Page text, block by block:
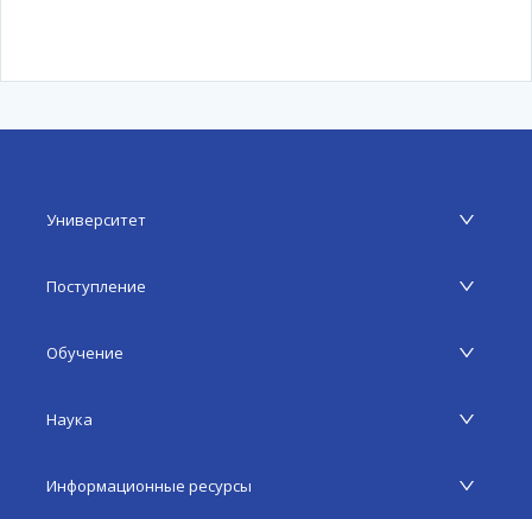
Университет
Поступление
Обучение
Наука
Информационные ресурсы